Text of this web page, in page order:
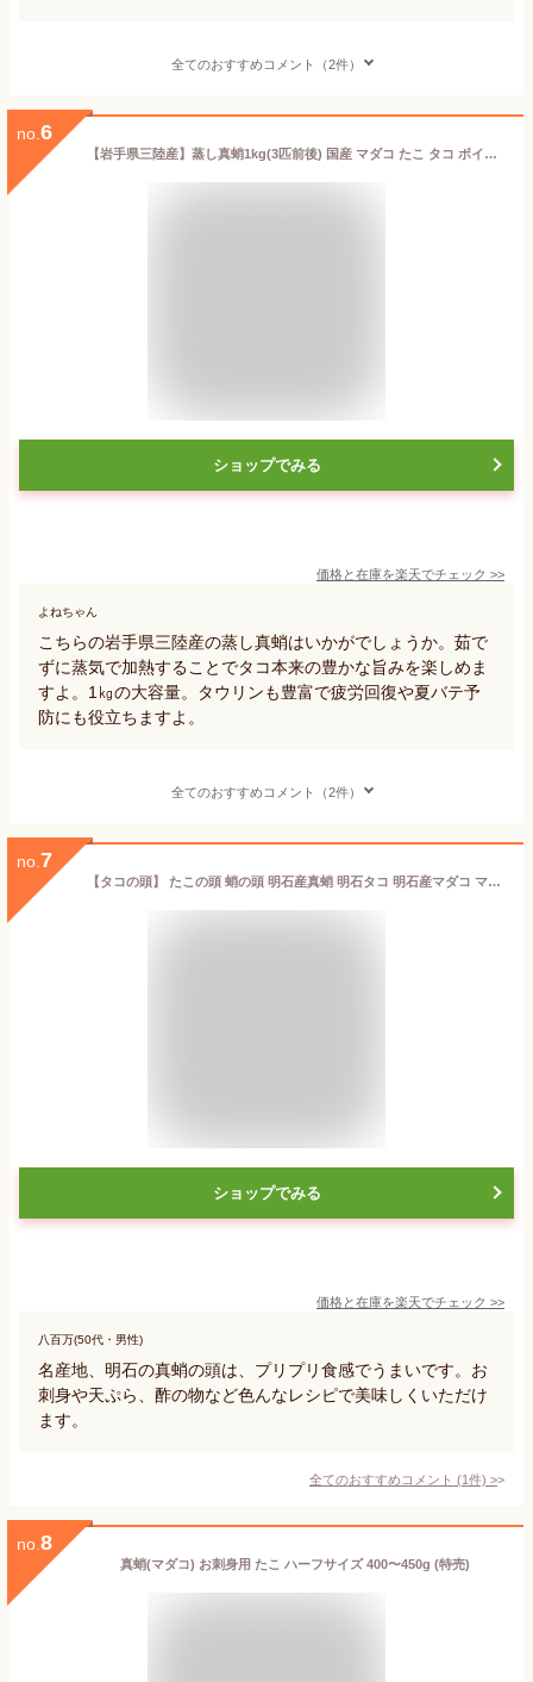
全てのおすすめコメント（2件）
no. 6
【岩手県三陸産】蒸し真蛸1kg(3匹前後) 国産 マダコ たこ タコ ボイル お取り寄せ 産地直送
ショップでみる
価格と在庫を楽天でチェック >>
よねちゃん
こちらの岩手県三陸産の蒸し真蛸はいかがでしょうか。茹で
ずに蒸気で加熱することでタコ本来の豊かな旨みを楽しめま
すよ。1㎏の大容量。タウリンも豊富で疲労回復や夏バテ予
防にも役立ちますよ。
全てのおすすめコメント（2件）
no. 7
【タコの頭】 たこの頭 蛸の頭 明石産真蛸 明石タコ 明石産マダコ マダコ まだこ 明石三代名物 名物 明石のお土産 明石市 兵庫県 タコ焼き 明石焼き レシピ 天ぷら お刺身 酢の物 から揚げ カルパッチョ サラダ
ショップでみる
価格と在庫を楽天でチェック >>
八百万(50代・男性)
名産地、明石の真蛸の頭は、プリプリ食感でうまいです。お
刺身や天ぷら、酢の物など色んなレシピで美味しくいただけ
ます。
全てのおすすめコメント (1件) >
no. 8
真蛸(マダコ) お刺身用 たこ ハーフサイズ 400〜450g (特売)